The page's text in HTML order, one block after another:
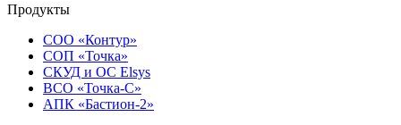
Продукты
СОО «Контур»
СОП «Точка»
СКУД и ОС Elsys
ВСО «Точка-С»
АПК «Бастион-2»